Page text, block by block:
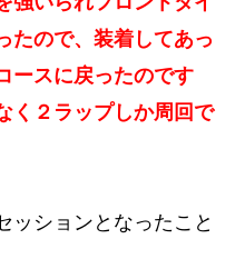
たので、装着してあっ
ースに戻ったのです
く２ラップしか周回で
ッションとなったこと